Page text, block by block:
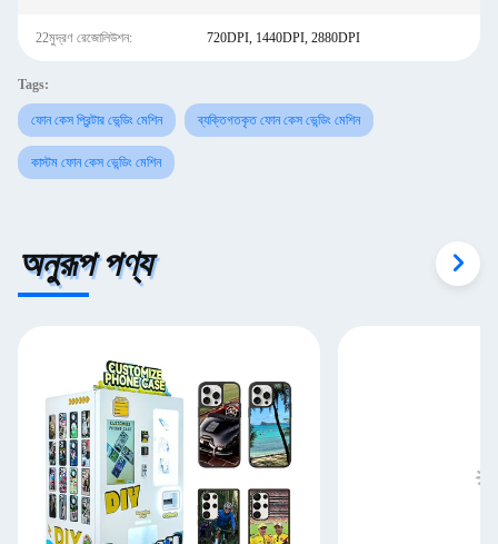
22মুদ্রণ রেজোলিউশন: 720DPI, 1440DPI, 2880DPI
Tags:
ফোন কেস প্রিন্টার ভেন্ডিং মেশিন ব্যক্তিগতকৃত ফোন কেস ভেন্ডিং মেশিন
কাস্টম ফোন কেস ভেন্ডিং মেশিন
অনুরূপ পণ্য